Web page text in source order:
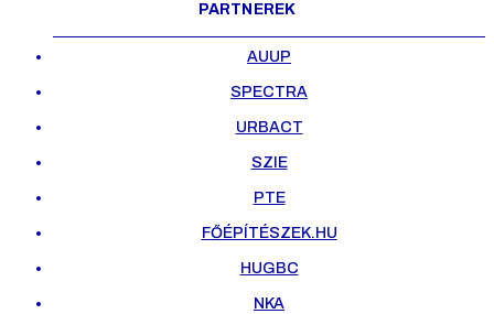
PARTNEREK
AUUP
SPECTRA
URBACT
SZIE
PTE
FŐÉPÍTÉSZEK.HU
HUGBC
NKA